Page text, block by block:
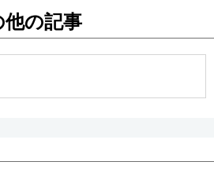
の記事